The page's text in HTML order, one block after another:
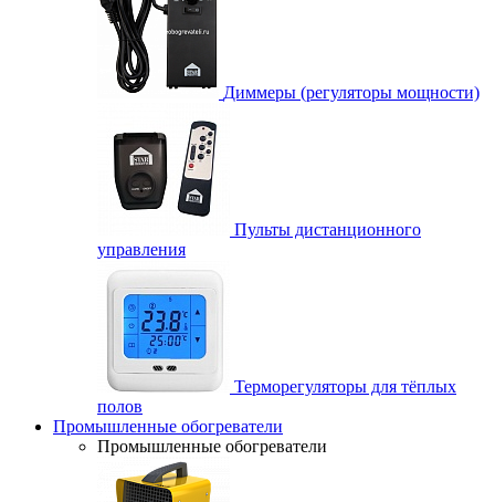
Диммеры (регуляторы мощности)
Пульты дистанционного
управления
Терморегуляторы для тёплых
полов
Промышленные обогреватели
Промышленные обогреватели